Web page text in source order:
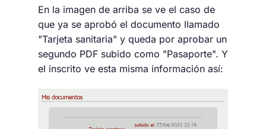
En la imagen de arriba se ve el caso de
que ya se aprobó el documento llamado
"Tarjeta sanitaria" y queda por aprobar un
segundo PDF subido como "Pasaporte". Y
el inscrito ve esta misma información así: